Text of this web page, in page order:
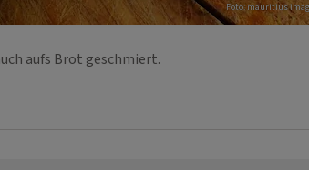
Foto: mauritius
aufs Brot geschmiert.